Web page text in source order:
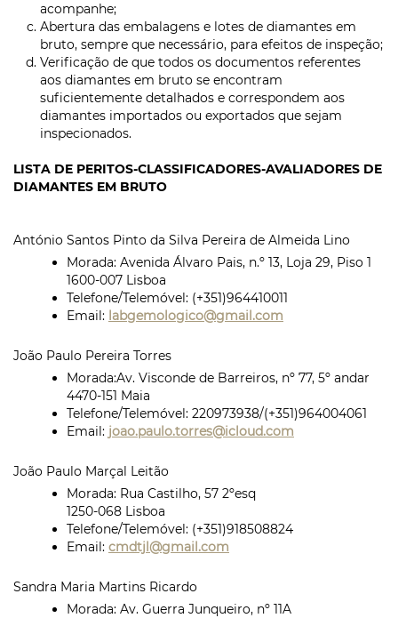
acompanhe;
Abertura das embalagens e lotes de diamantes em
bruto, sempre que necessário, para efeitos de inspeção;
Verificação de que todos os documentos referentes
aos diamantes em bruto se encontram
suficientemente detalhados e correspondem aos
diamantes importados ou exportados que sejam
inspecionados.
LISTA DE PERITOS-CLASSIFICADORES-AVALIADORES DE
DIAMANTES EM BRUTO
António Santos Pinto da Silva Pereira de Almeida Lino
Morada: Avenida Álvaro Pais, n.º 13, Loja 29, Piso 1
1600-007 Lisboa
Telefone/Telemóvel: (+351)964410011
Email: labgemologico@gmail.com
João Paulo Pereira Torres
Morada:Av. Visconde de Barreiros, nº 77, 5º andar
4470-151 Maia
Telefone/Telemóvel: 220973938/(+351)964004061
Email: joao.paulo.torres@icloud.com
João Paulo Marçal Leitão
Morada: Rua Castilho, 57 2ºesq
1250-068 Lisboa
Telefone/Telemóvel: (+351)918508824
Email: cmdtjl@gmail.com
Sandra Maria Martins Ricardo
Morada: Av. Guerra Junqueiro, nº 11A